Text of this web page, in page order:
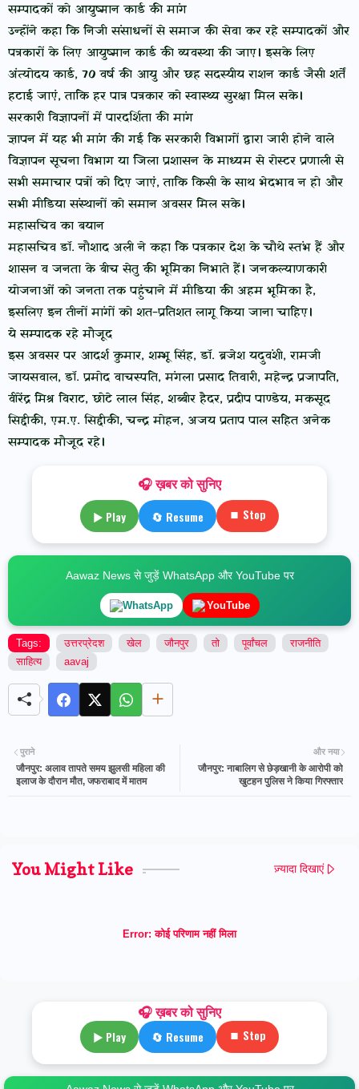
सम्पादकों को आयुष्मान कार्ड की मांग
उन्होंने कहा कि निजी संसाधनों से समाज की सेवा कर रहे सम्पादकों और
पत्रकारों के लिए आयुष्मान कार्ड की व्यवस्था की जाए। इसके लिए
अंत्योदय कार्ड, 70 वर्ष की आयु और छह सदस्यीय राशन कार्ड जैसी शर्तें
हटाई जाएं, ताकि हर पात्र पत्रकार को स्वास्थ्य सुरक्षा मिल सके।
सरकारी विज्ञापनों में पारदर्शिता की मांग
ज्ञापन में यह भी मांग की गई कि सरकारी विभागों द्वारा जारी होने वाले
विज्ञापन सूचना विभाग या जिला प्रशासन के माध्यम से रोस्टर प्रणाली से
सभी समाचार पत्रों को दिए जाएं, ताकि किसी के साथ भेदभाव न हो और
सभी मीडिया संस्थानों को समान अवसर मिल सके।
महासचिव का बयान
महासचिव डॉ. नौशाद अली ने कहा कि पत्रकार देश के चौथे स्तंभ हैं और
शासन व जनता के बीच सेतु की भूमिका निभाते हैं। जनकल्याणकारी
योजनाओं को जनता तक पहुंचाने में मीडिया की अहम भूमिका है,
इसलिए इन तीनों मांगों को शत-प्रतिशत लागू किया जाना चाहिए।
ये सम्पादक रहे मौजूद
इस अवसर पर आदर्श कुमार, शम्भू सिंह, डॉ. ब्रजेश यदुवंशी, रामजी
जायसवाल, डॉ. प्रमोद वाचस्पति, मंगला प्रसाद तिवारी, महेन्द्र प्रजापति,
वीरेंद्र मिश्र विराट, छोटे लाल सिंह, शब्बीर हैदर, प्रदीप पाण्डेय, मकसूद
सिद्दीकी, एम.ए. सिद्दीकी, चन्द्र मोहन, अजय प्रताप पाल सहित अनेक
सम्पादक मौजूद रहे।
🎧 ख़बर को सुनिए
▶ Play 🔄 Resume ⏹ Stop
Aawaz News से जुड़ें WhatsApp और YouTube पर
WhatsApp YouTube
Tags: उत्तरप्रेदश खेल जौनपुर तो पूर्वांचल
राजनीति
साहित्य
aavaj
और नया
जौनपुर: नाबालिग से छेड़खानी के आरोपी को
खुटहन पुलिस ने किया गिरफ्तार
पुराने
जौनपुर: अलाव तापते समय झुलसी महिला की
इलाज के दौरान मौत, जफराबाद में मातम
You Might Like ज़्यादा दिखाएं
Error: कोई परिणाम नहीं मिला
🎧 ख़बर को सुनिए
▶ Play 🔄 Resume ⏹ Stop